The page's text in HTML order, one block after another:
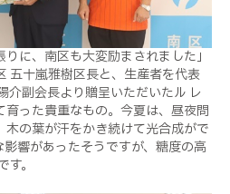
りに、南区も大変励まされました」
五十嵐雅樹区長と、生産者を代表
介副会長より贈呈いただいたル レ
育った貴重なもの。今夏は、昼夜問
の葉が汗をかき続けて光合成がで
響があったそうですが、糖度の高
。